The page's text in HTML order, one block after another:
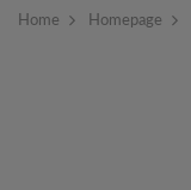
Home Homepage